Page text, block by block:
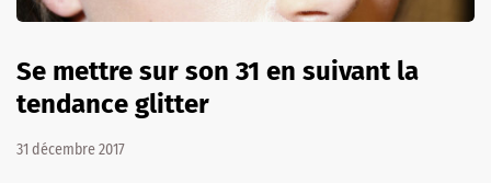
Se mettre sur son 31 en suivant la
tendance glitter
31 décembre 2017